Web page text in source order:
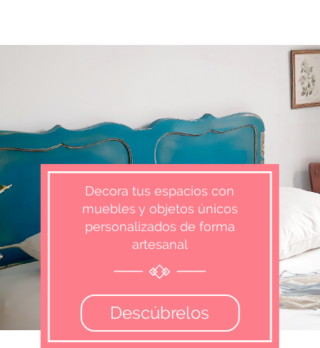
Decora tus espacios con
muebles y objetos únicos
personalizados de forma
artesanal
Descúbrelos